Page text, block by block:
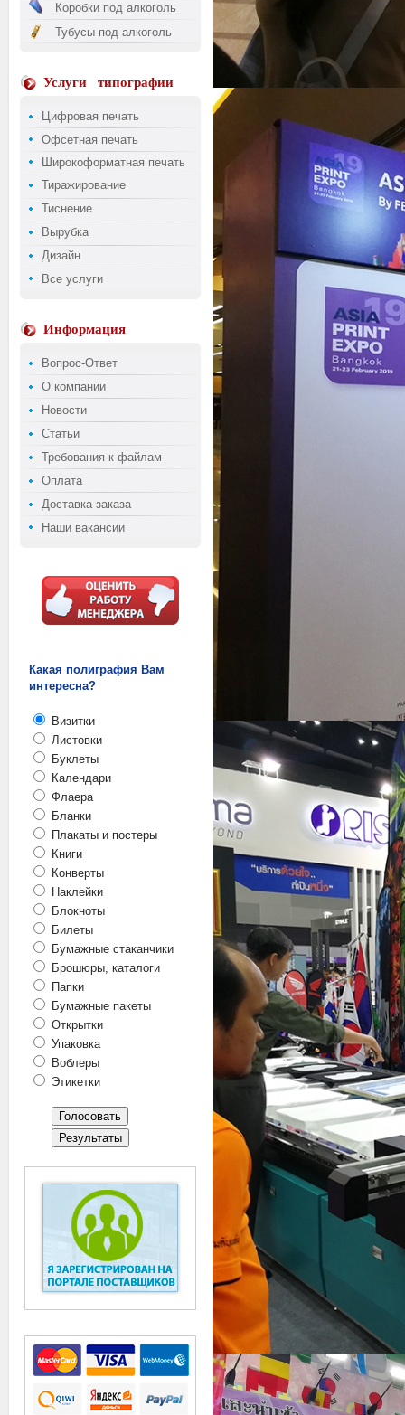
Коробки под алкоголь
Тубусы под алкоголь
Услуги типографии
Цифровая печать
Офсетная печать
Широкоформатная печать
Тиражирование
Тиснение
Вырубка
Дизайн
Все услуги
Информация
Вопрос-Ответ
О компании
Новости
Статьи
Требования к файлам
Оплата
Доставка заказа
Наши вакансии
Какая полиграфия Вам
интересна?
Визитки
Листовки
Буклеты
Календари
Флаера
Бланки
Плакаты и постеры
Книги
Конверты
Наклейки
Блокноты
Билеты
Бумажные стаканчики
Брошюры, каталоги
Папки
Бумажные пакеты
Открытки
Упаковка
Воблеры
Этикетки